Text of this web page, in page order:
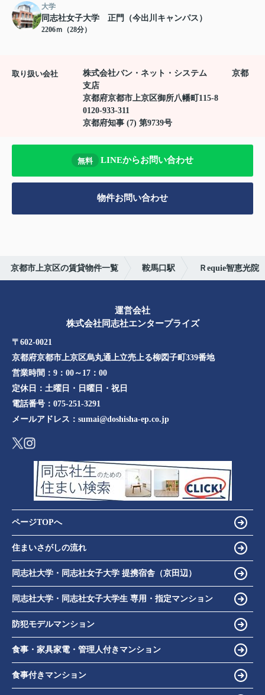
大学
同志社女子大学 正門（今出川キャンパス）
2206ｍ（28分）
取り扱い会社
株式会社バン・ネット・システム 京都
支店
京都府京都市上京区御所八幡町115-8
0120-933-311
京都府知事 (7) 第9739号
無料 LINEからお問い合わせ
物件お問い合わせ
京都市上京区の賃貸物件一覧 鞍馬口駅 Ｒequie智恵光院
運営会社
株式会社同志社エンタープライズ
〒602-0021
京都府京都市上京区烏丸通上立売上る柳図子町339番地​​
営業時間： 9：00～17：00
定休日： 土曜日・日曜日・祝日
電話番号： 075-251-3291
メールアドレス： sumai@doshisha-ep.co.jp
ページTOPへ
住まいさがしの流れ
同志社大学・同志社女子大学 提携宿舎（京田辺）
同志社大学・同志社女子大学生 専用・指定マンション
防犯モデルマンション
食事・家具家電・管理人付きマンション
食事付きマンション